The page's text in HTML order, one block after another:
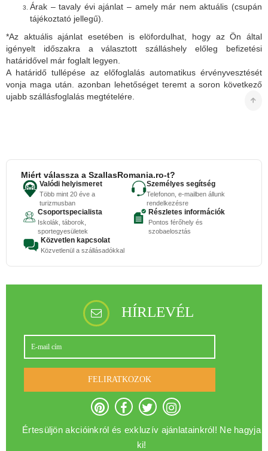
Árak – tavaly évi ajánlat – amely már nem aktuális (csupán
tájékoztató jellegű).
*Az aktuális ajánlat esetében is elöfordulhat, hogy az Ön által
igényelt időszakra a választott szálláshely előleg befizetési
határidővel már foglalt legyen.
A határidő tullépése az előfoglalás automatikus érvényvesztését
vonja maga után. azonban lehetőséget teremt a soron következő
ujabb szállásfoglalás megtételére.
Miért válassza a SzallasRomania.ro-t?
Valódi helyismeret
Több mint 20 éve a
turizmusban
Személyes segítség
Telefonon, e-mailben állunk
rendelkezésre
Csoportspecialista
Iskolák, táborok,
sportegyesületek
Részletes információk
Pontos férőhely és
szobaelosztás
Közvetlen kapcsolat
Közvetlenül a szállásadókkal
HÍRLEVÉL
FELIRATKOZOK
Értesüljön akcióinkról és exkluzív ajánlatainkról! Ne hagyja
ki!